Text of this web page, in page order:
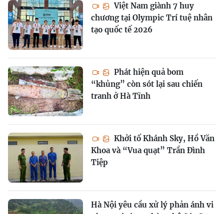
Việt Nam giành 7 huy
chương tại Olympic Trí tuệ nhân
tạo quốc tế 2026
Phát hiện quả bom
“khủng” còn sót lại sau chiến
tranh ở Hà Tĩnh
Khởi tố Khánh Sky, Hồ Văn
Khoa và “Vua quạt” Trần Đình
Tiệp
Hà Nội yêu cầu xử lý phản ánh vi